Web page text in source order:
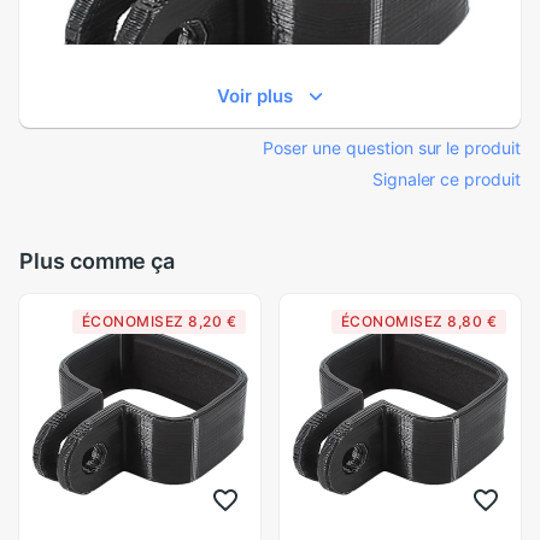
Voir plus
Poser une question sur le produit
Signaler ce produit
Plus comme ça
ÉCONOMISEZ 8,20 € ÉCONOMISEZ 8,80 €